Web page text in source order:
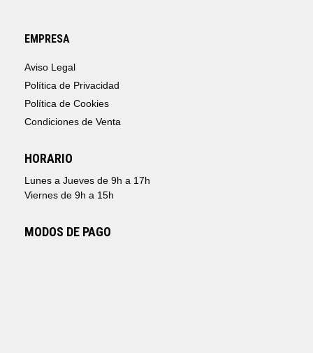
EMPRESA
Aviso Legal
Política de Privacidad
Política de Cookies
Condiciones de Venta
HORARIO
Lunes a Jueves de 9h a 17h
Viernes de 9h a 15h
MODOS DE PAGO